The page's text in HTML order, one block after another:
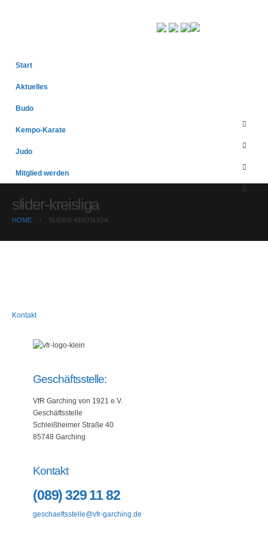
Start
Aktuelles
Budo
Kempo-Karate
Judo
Mitglied werden
slider-kreisliga
HOME SLIDER-KREISLIGA
Kontakt
Geschäftsstelle:
VfR Garching von 1921 e.V.
Geschäftsstelle
Schleißheimer Straße 40
85748 Garching
Kontakt
(089) 329 11 82
geschaeftsstelle@vfr-garching.de